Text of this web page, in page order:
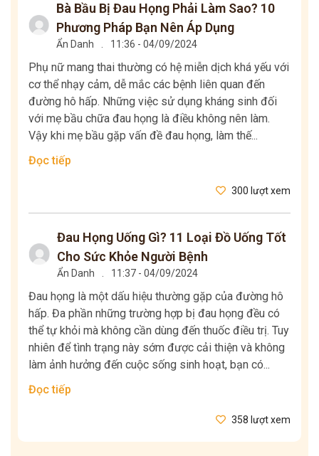
Bà Bầu Bị Đau Họng Phải Làm Sao? 10
Phương Pháp Bạn Nên Áp Dụng
Ẩn Danh . 11:36 - 04/09/2024
Phụ nữ mang thai thường có hệ miễn dịch khá yếu với
cơ thể nhạy cảm, dễ mắc các bệnh liên quan đến
đường hô hấp. Những việc sử dụng kháng sinh đối
với mẹ bầu chữa đau họng là điều không nên làm.
Vậy khi mẹ bầu gặp vấn đề đau họng, làm thế...
Đọc tiếp
300 lượt xem
Đau Họng Uống Gì? 11 Loại Đồ Uống Tốt
Cho Sức Khỏe Người Bệnh
Ẩn Danh . 11:37 - 04/09/2024
Đau họng là một dấu hiệu thường gặp của đường hô
hấp. Đa phần những trường hợp bị đau họng đều có
thể tự khỏi mà không cần dùng đến thuốc điều trị. Tuy
nhiên để tình trạng này sớm được cải thiện và không
làm ảnh hưởng đến cuộc sống sinh hoạt, bạn có...
Đọc tiếp
358 lượt xem